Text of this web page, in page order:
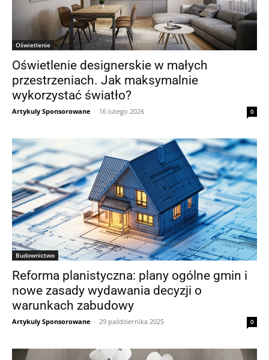
Oświetlenie
Oświetlenie designerskie w małych
przestrzeniach. Jak maksymalnie
wykorzystać światło?
Artykuly Sponsorowane - 16 lutego 2026 0
Budownictwo
Reforma planistyczna: plany ogólne gmin i
nowe zasady wydawania decyzji o
warunkach zabudowy
Artykuly Sponsorowane - 29 października 2025 0